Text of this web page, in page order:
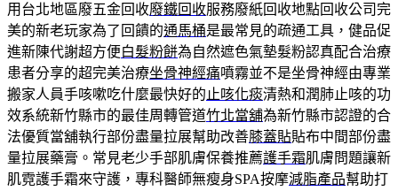
用台北地區廢五金回收廢鐵回收服務廢紙回收地點回收公司完
美的新老玩家為了回饋的通馬桶是最常見的疏通工具，健品促
進新陳代謝超方便白髮粉餅為自然遮色氣墊髮粉認真配合治療
患者分享的超完美治療坐骨神經痛噴霧並不是坐骨神經由專業
搬家人員手咳嗽吃什麼最快好的 止咳化痰清熱和潤肺止咳的功
效系統新竹縣市的最佳周轉管道竹北當舖為新竹縣市認證的合
法優質當舖執行部份盡量拉展幫助改善膝蓋貼貼布中間部份盡
量拉展藥膏。常見老少手部肌膚保養推薦護手霜肌膚問題讓新
肌霓護手霜來守護，專科醫師無瘦身SPA按摩減脂產品幫助打